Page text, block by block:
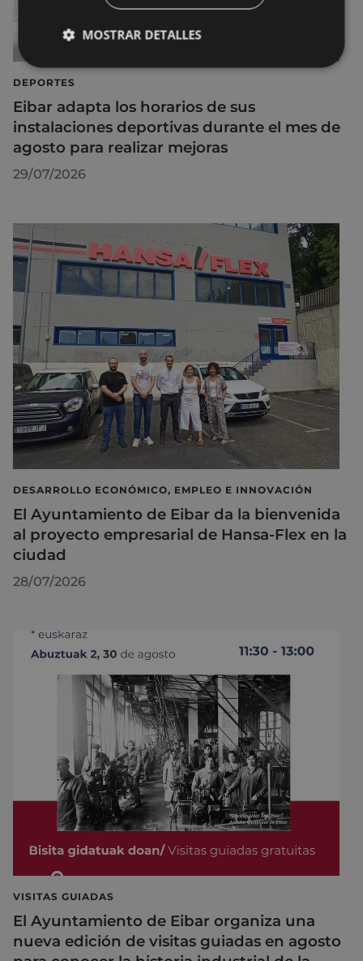
DEPORTES
Eibar adapta los horarios de sus
instalaciones deportivas durante el mes de
agosto para realizar mejoras
29/07/2026
DESARROLLO ECONÓMICO, EMPLEO E INNOVACIÓN
El Ayuntamiento de Eibar da la bienvenida
al proyecto empresarial de Hansa-Flex en la
ciudad
28/07/2026
VISITAS GUIADAS
El Ayuntamiento de Eibar organiza una
nueva edición de visitas guiadas en agosto
MOSTRAR DETALLES